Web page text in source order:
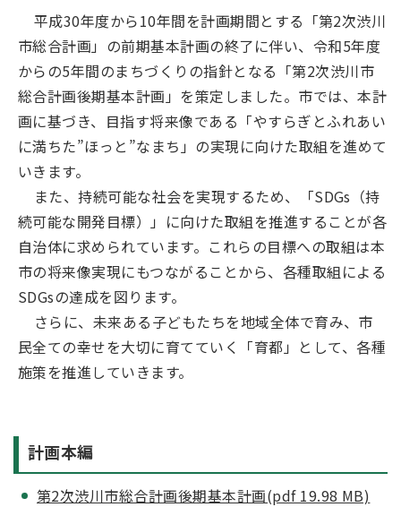
平成30年度から10年間を計画期間とする「第2次渋川
市総合計画」の前期基本計画の終了に伴い、令和5年度
からの5年間のまちづくりの指針となる「第2次渋川市
総合計画後期基本計画」を策定しました。市では、本計
画に基づき、目指す将来像である「やすらぎとふれあい
に満ちた”ほっと”なまち」の実現に向けた取組を進めて
いきます。
また、持続可能な社会を実現するため、「SDGs（持
続可能な開発目標）」に向けた取組を推進することが各
自治体に求められています。これらの目標への取組は本
市の将来像実現にもつながることから、各種取組による
SDGsの達成を図ります。
さらに、未来ある子どもたちを地域全体で育み、市
民全ての幸せを大切に育てていく「育都」として、各種
施策を推進していきます。
計画本編
第2次渋川市総合計画後期基本計画(pdf 19.98 MB)